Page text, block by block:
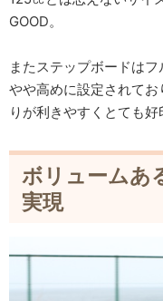
GOOD。
またステップボードはフ
やや高めに設定されて
りが利きやすくとても好
ボリュームあ
実現